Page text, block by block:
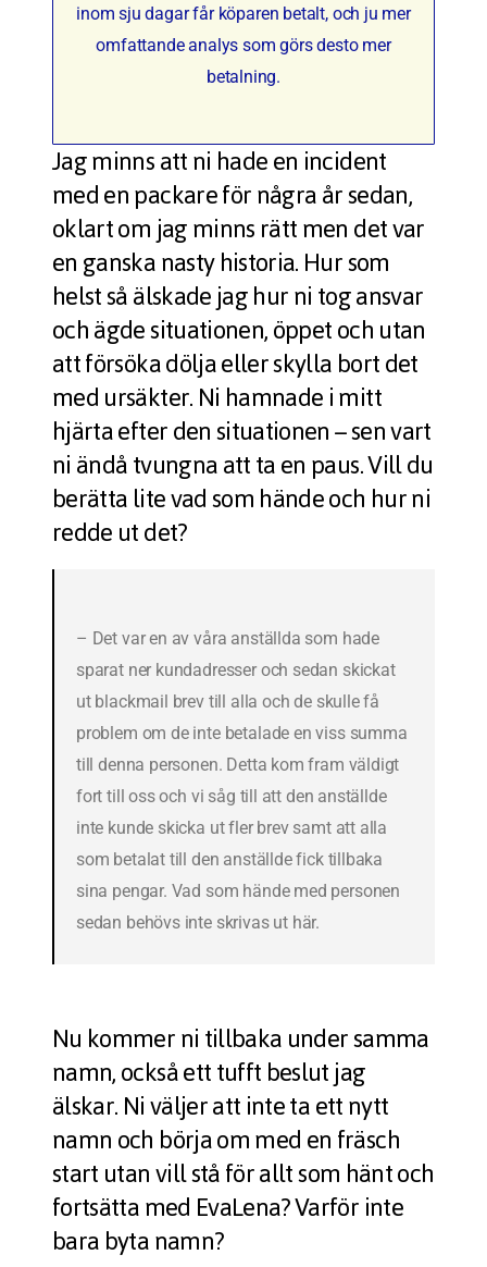
inom sju dagar får köparen betalt, och ju mer
omfattande analys som görs desto mer
betalning.
Jag minns att ni hade en incident
med en packare för några år sedan,
oklart om jag minns rätt men det var
en ganska nasty historia. Hur som
helst så älskade jag hur ni tog ansvar
och ägde situationen, öppet och utan
att försöka dölja eller skylla bort det
med ursäkter. Ni hamnade i mitt
hjärta efter den situationen – sen vart
ni ändå tvungna att ta en paus. Vill du
berätta lite vad som hände och hur ni
redde ut det?
– Det var en av våra anställda som hade
sparat ner kundadresser och sedan skickat
ut blackmail brev till alla och de skulle få
problem om de inte betalade en viss summa
till denna personen. Detta kom fram väldigt
fort till oss och vi såg till att den anställde
inte kunde skicka ut fler brev samt att alla
som betalat till den anställde fick tillbaka
sina pengar. Vad som hände med personen
sedan behövs inte skrivas ut här.
Nu kommer ni tillbaka under samma
namn, också ett tufft beslut jag
älskar. Ni väljer att inte ta ett nytt
namn och börja om med en fräsch
start utan vill stå för allt som hänt och
fortsätta med EvaLena? Varför inte
bara byta namn?